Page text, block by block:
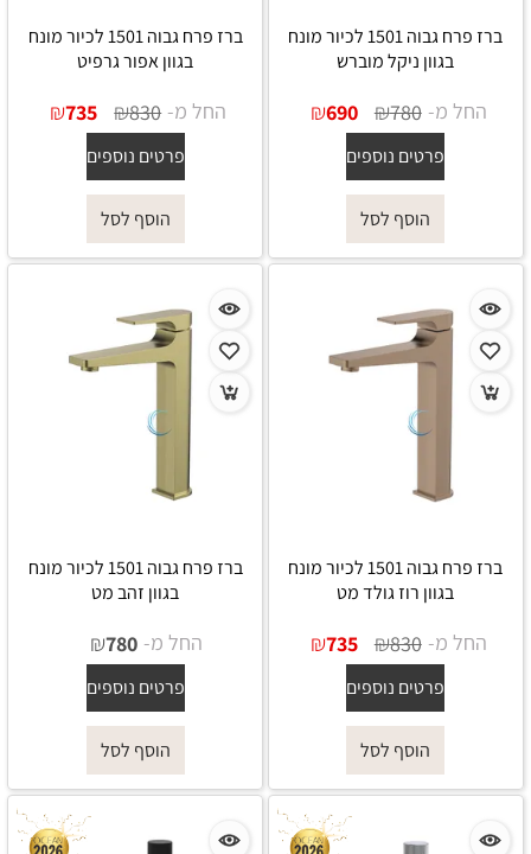
ברז פרח גבוה 1501 לכיור מונח
בגוון ניקל מוברש
החל מ- ₪780
₪690
פרטים נוספים
הוסף לסל
ברז פרח גבוה 1501 לכיור מונח
בגוון אפור גרפיט
החל מ- ₪830
₪735
פרטים נוספים
הוסף לסל
ברז פרח גבוה 1501 לכיור מונח
בגוון רוז גולד מט
החל מ- ₪830
₪735
פרטים נוספים
הוסף לסל
ברז פרח גבוה 1501 לכיור מונח
בגוון זהב מט
החל מ- ₪780
פרטים נוספים
הוסף לסל